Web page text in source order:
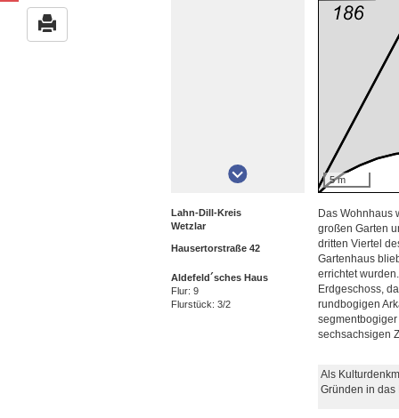
5 m
Lahn-Dill-Kreis
Wetzlar
Hausertorstraße 42
Aldefeld´sches Haus
Flur: 9
Flurstück: 3/2
Das Wohnhaus
großen Garten
dritten Viertel
Gartenhaus
errichtet
Erdgeschoss,
rundbogigen
sechsachsigen
Als
Gründen in